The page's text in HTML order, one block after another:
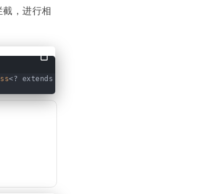
，进行相
<? extends